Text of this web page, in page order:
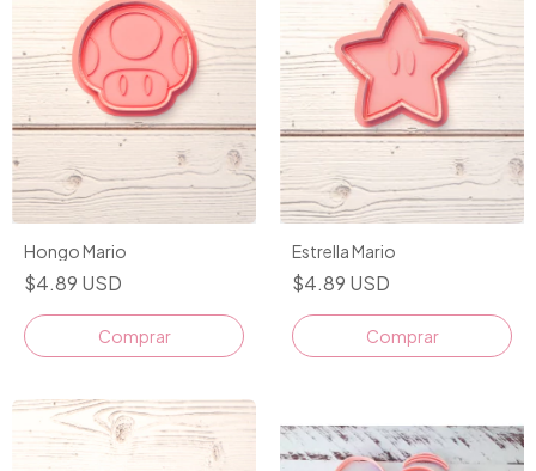
Hongo Mario
$4.89 USD
Comprar
Estrella Mario
$4.89 USD
Comprar